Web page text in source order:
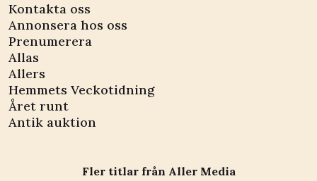
Kontakta oss
Annonsera hos oss
Prenumerera
Allas
Allers
Hemmets Veckotidning
Året runt
Antik auktion
Fler titlar från Aller Media